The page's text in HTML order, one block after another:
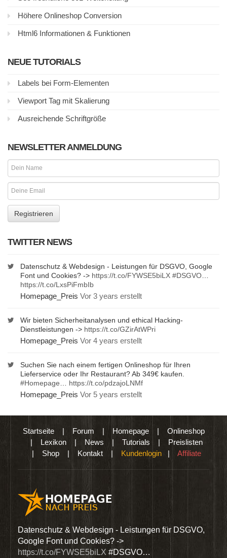
Höhere Onlineshop Conversion
Html6 Informationen & Funktionen
NEUE TUTORIALS
Labels bei Form-Elementen
Viewport Tag mit Skalierung
Ausreichende Schriftgröße
NEWSLETTER ANMELDUNG
TWITTER NEWS
Datenschutz & Webdesign - Leistungen für DSGVO, Google
Font und Cookies? -> https://t.co/FYWSE5biLX #DSGVO
https://t.co/LxsPiFmbIb
Homepage_Preis Vor 3 years erstellt
Wir bieten Sicherheitanalysen und ethical Hacking-
Dienstleistungen -> https://t.co/GZirAtWPri
Homepage_Preis Vor 4 years erstellt
Suchen Sie nach einem fertigen Onlineshop für Ihren
Lieferservice oder Ihr Restaurant? Ab 349€ kaufen.
#Homepage
https://t.co/pdzajoLNMf
Homepage_Preis Vor 5 years erstellt
Startseite| Forum | Homepage| Onlineshop
| Lexikon | News | Tutorials | Preislisten
| Shop | Kontakt | Kundenlogin | Affiliate
Datenschutz & Webdesign - Leistungen für DSGVO,
Google Font und Cookies? ->
https://t.co/FYWSE5biLX #DSGVO…